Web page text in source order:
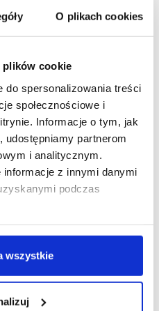
O plikach cookies
plików cookie
spersonalizowania treści
społecznościowe i
Informacje o tym, jak
partnerom
i analitycznym.
informacje z innymi danymi
podczas
wszystkie
M A